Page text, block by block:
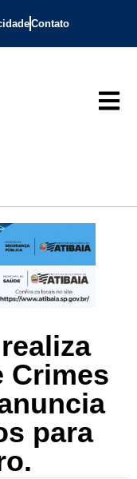
Contato
Crimes
para